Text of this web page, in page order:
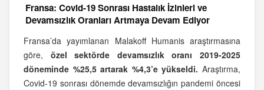
Fransa: Covid-19 Sonrası Hastalık İzinleri ve
Devamsızlık Oranları Artmaya Devam Ediyor
Fransa’da yayımlanan Malakoff Humanis araştırmasına
göre, özel sektörde devamsızlık oranı 2019-2025
döneminde %25,5 artarak %4,3’e yükseldi. Araştırma,
Covid-19 sonrası dönemde devamsızlığın pandemi öncesi